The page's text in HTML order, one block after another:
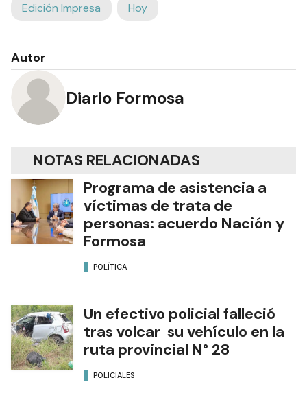
Edición Impresa Hoy
Autor
Diario Formosa
NOTAS RELACIONADAS
Programa de asistencia a
víctimas de trata de
personas: acuerdo Nación y
Formosa
POLÍTICA
Un efectivo policial falleció
tras volcar su vehículo en la
ruta provincial N° 28
POLICIALES